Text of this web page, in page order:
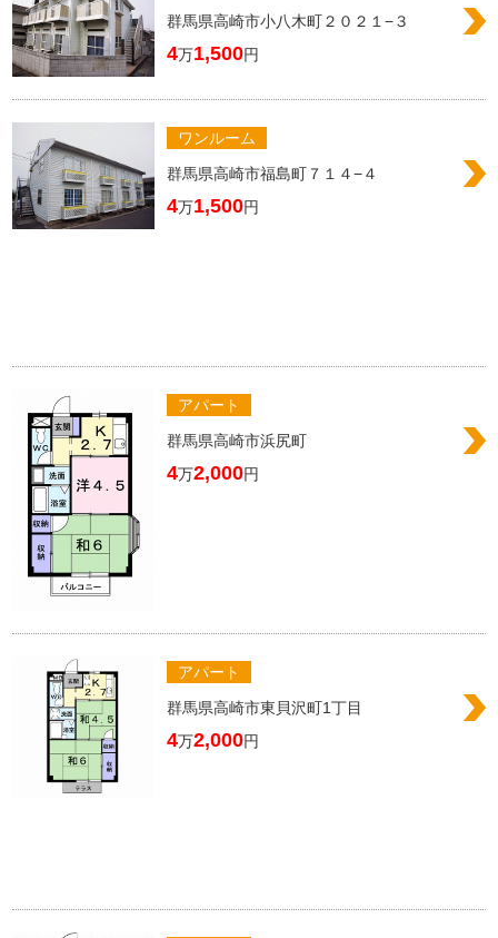
群馬県高崎市小八木町２０２１−３
4万1,500円
ワンルーム
群馬県高崎市福島町７１４−４
4万1,500円
アパート
群馬県高崎市浜尻町
4万2,000円
アパート
群馬県高崎市東貝沢町1丁目
4万2,000円